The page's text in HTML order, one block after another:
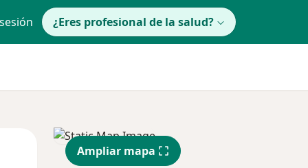
¿Eres profesional de la salud?
Vie
14 Ago
Sáb
15 Ago
Ampliar mapa